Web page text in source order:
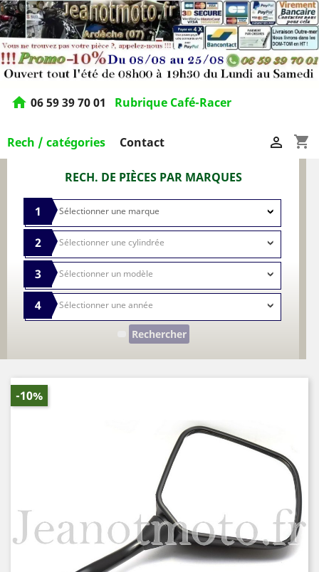
home 06 59 39 70 01 Rubrique Café-Racer
Rech / catégories Contact shopping_cart

RECH. DE PIÈCES PAR MARQUES
1
2
3
4
Rechercher
-10%